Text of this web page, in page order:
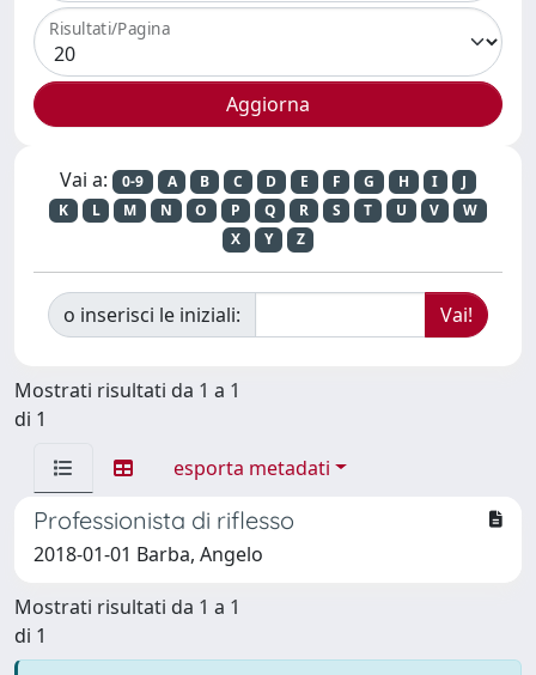
Risultati/Pagina
Vai a: 0-9 A B C D E F G H I
J
K
L M N O P Q R S T U V
W
X
Y Z
o inserisci le iniziali:
Mostrati risultati da 1 a 1
di 1
esporta metadati
Professionista di riflesso
2018-01-01 Barba, Angelo
Mostrati risultati da 1 a 1
di 1